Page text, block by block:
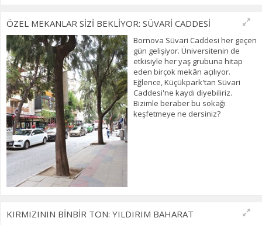
ÖZEL MEKANLAR SİZİ BEKLİYOR: SÜVARİ CADDESİ
Bornova Süvari Caddesi her geçen
gün gelişiyor. Üniversitenin de
etkisiyle her yaş grubuna hitap
eden birçok mekân açılıyor.
Eğlence, Küçükpark'tan Süvari
Caddesi'ne kaydı diyebiliriz.
Bizimle beraber bu sokağı
keşfetmeye ne dersiniz?
KIRMIZININ BİNBİR TON: YILDIRIM BAHARAT